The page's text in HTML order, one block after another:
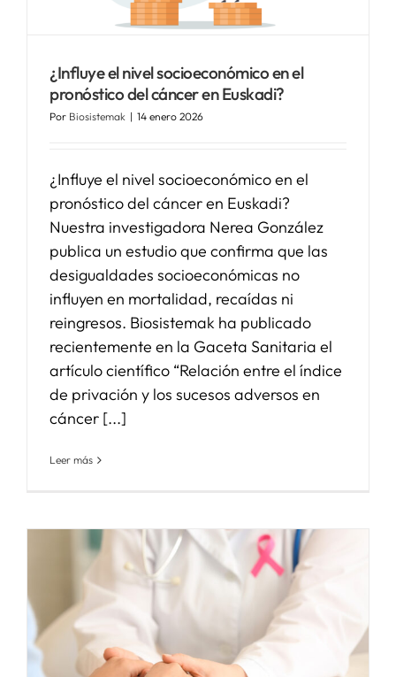
APOYO I+D+I
¿Influye el nivel socioeconómico en el
pronóstico del cáncer en Euskadi?
Por Biosistemak | 14 enero 2026
¿Influye el nivel socioeconómico en el
pronóstico del cáncer en Euskadi?
Nuestra investigadora Nerea González
publica un estudio que confirma que las
desigualdades socioeconómicas no
influyen en mortalidad, recaídas ni
reingresos. Biosistemak ha publicado
recientemente en la Gaceta Sanitaria el
artículo científico “Relación entre el índice
de privación y los sucesos adversos en
cáncer [...]
Leer más